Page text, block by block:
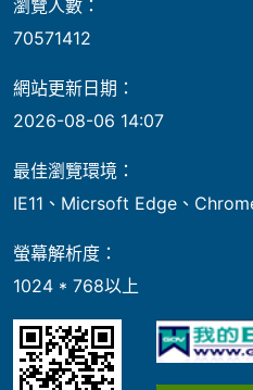
瀏覽人數：
70571412
網站更新日期：
2026-08-06 14:07
最佳瀏覽環境：
IE11、Micrsoft Edge、
螢幕解析度：
1024 * 768以上